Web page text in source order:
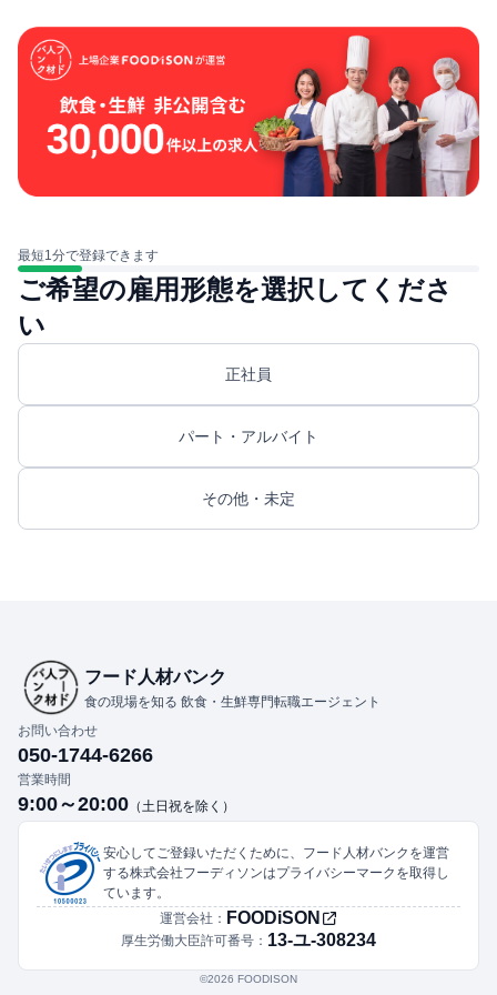
最短1分で登録できます
ご希望の雇用形態を選択してくださ
い
正社員
パート・アルバイト
その他・未定
フード人材バンク
食の現場を知る 飲食・生鮮専門転職エージェント
お問い合わせ
050-1744-6266
営業時間
9:00～20:00 （土日祝を除く）
安心してご登録いただくために、フード人材バンクを運営
する株式会社フーディソンはプライバシーマークを取得し
ています。
運営会社： FOODiSON
厚生労働大臣許可番号： 13-ユ-308234
©︎2026 FOODISON